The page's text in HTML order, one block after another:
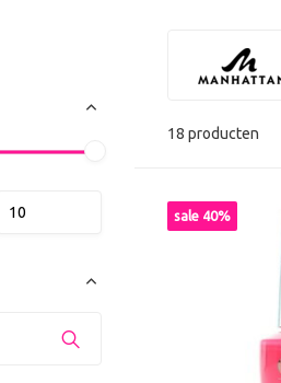
18 producten
sale 40%